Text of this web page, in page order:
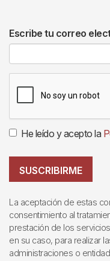
Escribe tu correo
He leído y acepto la
SUSCRIBIRME
La aceptación de estas
consentimiento al
prestación de los
en su caso, para realizar
administraciones o